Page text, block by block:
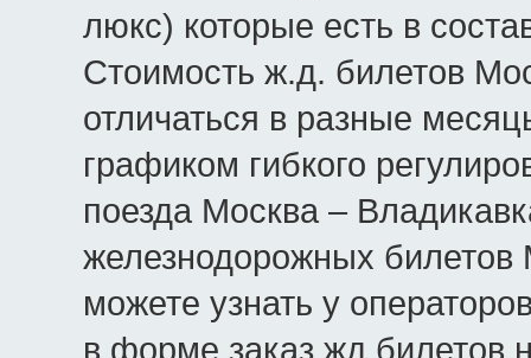
люкс) которые есть в
Стоимость ж.д. билетов
отличаться в разные
графиком гибкого
поезда Москва –
железнодорожных
можете узнать у
в форме заказ жд билетов